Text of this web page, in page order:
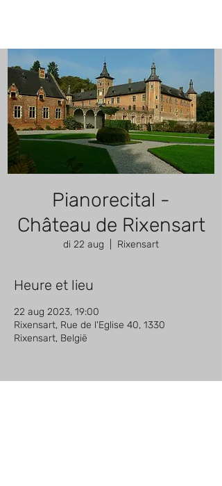
Pianorecital -
Château de Rixensart
di 22 aug Rixensart
Heure et lieu
22 aug 2023, 19:00
Rixensart, Rue de l'Eglise 40, 1330
Rixensart, België